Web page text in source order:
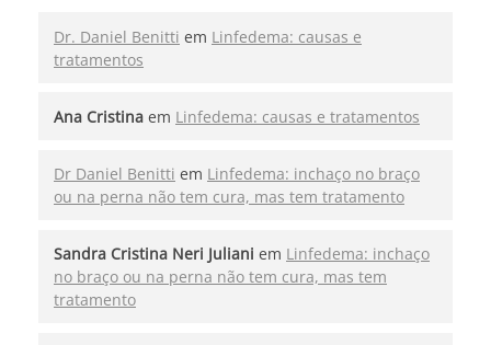
Dr. Daniel Benitti em Linfedema: causas e
tratamentos
Ana Cristina em Linfedema: causas e tratamentos
Dr Daniel Benitti em Linfedema: inchaço no braço
ou na perna não tem cura, mas tem tratamento
Sandra Cristina Neri Juliani em Linfedema: inchaço
no braço ou na perna não tem cura, mas tem
tratamento